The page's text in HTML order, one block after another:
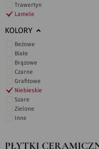
Trawertyn
Lamele
KOLORY
Beżowe
Białe
Brązowe
Czarne
Grafitowe
Niebieskie
Szare
Zielone
Inne
PŁYTKI